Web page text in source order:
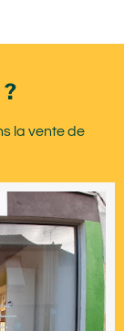
la vente de